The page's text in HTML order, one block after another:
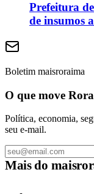
Prefeitura
de insumos
Boletim maisroraima
O que move
Política, economia,
seu e-mail.
Mais do